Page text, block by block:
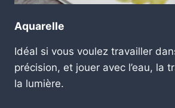
Aquarelle
Idéal si vous voulez travailler
précision, et jouer avec l’eau, la
la lumière.